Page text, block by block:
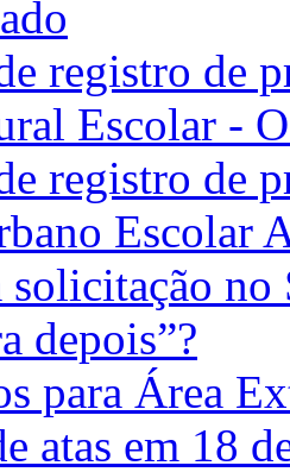
registro de
Escolar -
registro de
Escolar
no
depois”?
para Área
atas em 18